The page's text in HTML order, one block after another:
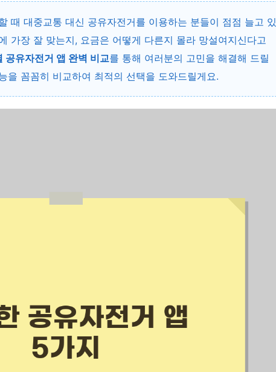
때 대중교통 대신 공유자전거를 이용하는 분들이 점점 늘고 있
가장 잘 맞는지, 요금은 어떻게 다른지 몰라 망설여지신다고
공유자전거 앱 완벽 비교를 통해 여러분의 고민을 해결해 드릴
을 꼼꼼히 비교하여 최적의 선택을 도와드릴게요.